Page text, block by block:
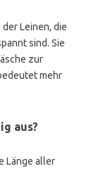
Leinen, die
sind. Sie
zur
mehr
aus?
Länge aller